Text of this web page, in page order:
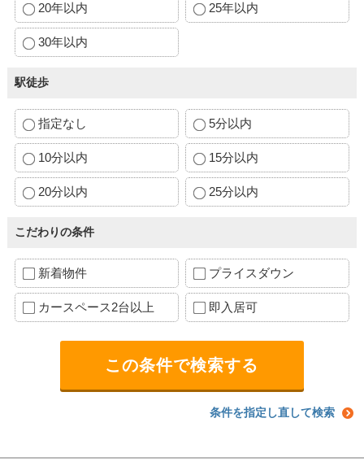
20年以内 25年以内
30年以内
駅徒歩
指定なし 5分以内
10分以内 15分以内
20分以内 25分以内
こだわりの条件
新着物件 プライスダウン
カースペース2台以上 即入居可
条件を指定し直して検索